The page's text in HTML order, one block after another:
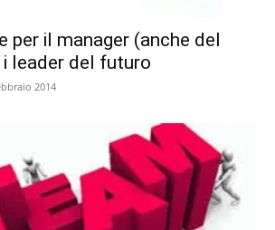
per il manager (anche del
i leader del futuro
2014